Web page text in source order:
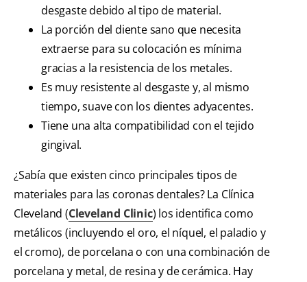
desgaste debido al tipo de material.
La porción del diente sano que necesita
extraerse para su colocación es mínima
gracias a la resistencia de los metales.
Es muy resistente al desgaste y, al mismo
tiempo, suave con los dientes adyacentes.
Tiene una alta compatibilidad con el tejido
gingival.
¿Sabía que existen cinco principales tipos de
materiales para las coronas dentales? La Clínica
Cleveland (Cleveland Clinic) los identifica como
metálicos (incluyendo el oro, el níquel, el paladio y
el cromo), de porcelana o con una combinación de
porcelana y metal, de resina y de cerámica. Hay